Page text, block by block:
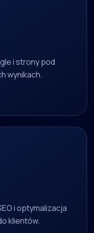
i strony pod
wynikach.
i optymalizacja
klientów.